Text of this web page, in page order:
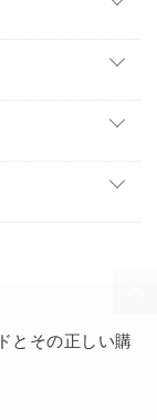
とその正しい購